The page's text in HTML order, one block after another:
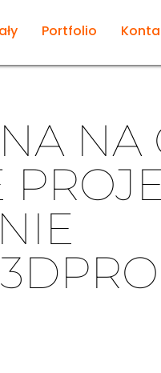
Portfolio
NA